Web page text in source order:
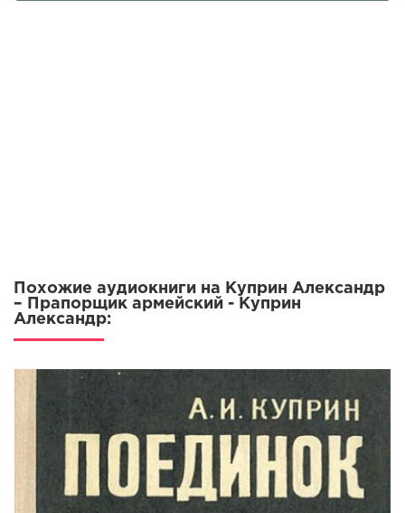
Похожие аудиокниги на Куприн Александр
– Прапорщик армейский - Куприн
Александр: